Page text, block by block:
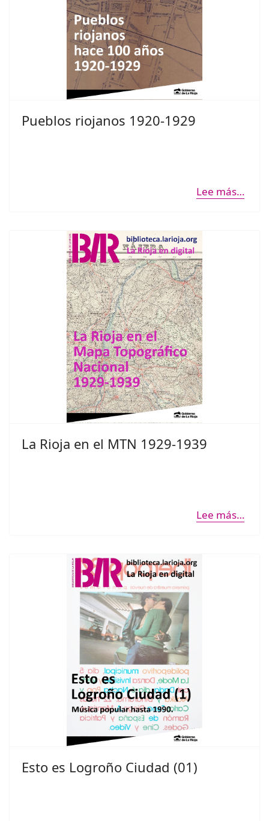
Pueblos riojanos 1920-1929
Lee más…
La Rioja en el MTN 1929-1939
Lee más…
Esto es Logroño Ciudad (01)